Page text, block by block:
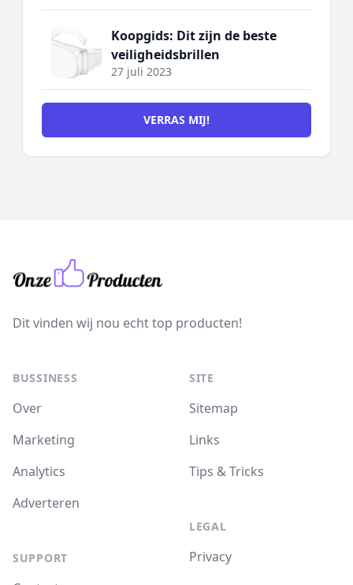
Koopgids: Dit zijn de beste
veiligheidsbrillen
27 juli 2023
VERRAS MIJ!
Dit vinden wij nou echt top producten!
BUSSINESS
Over
Marketing
Analytics
Adverteren
SUPPORT
SITE
Sitemap
Links
Tips & Tricks
LEGAL
Privacy